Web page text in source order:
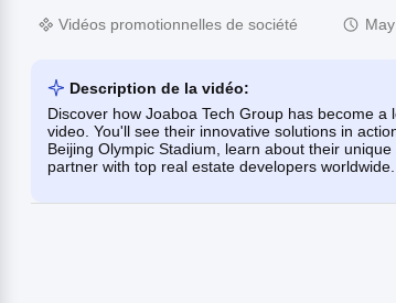
Vidéos promotionnelles de société
Description de la vidéo:
Discover how Joaboa Tech Group has become
video. You'll see their innovative solutions in
Beijing Olympic Stadium, learn about their
partner with top real estate developers worldwide.